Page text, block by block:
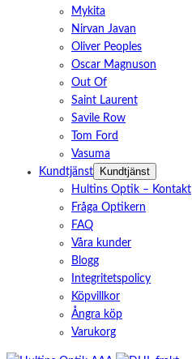
Mykita
Nirvan Javan
Oliver Peoples
Oscar Magnuson
Out Of
Saint Laurent
Savile Row
Tom Ford
Vasuma
Kundtjänst
Kundtjänst
Hultins Optik – Kontakt
Fråga Optikern
FAQ
Våra kunder
Blogg
Integritetspolicy
Köpvillkor
Ångra köp
Varukorg